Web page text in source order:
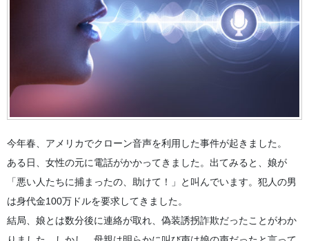
今年春、アメリカでクローン音声を利用した事件が起きました。
ある日、女性の元に電話がかかってきました。出てみると、娘が
「悪い人たちに捕まったの、助けて！」と叫んでいます。犯人の男
は身代金100万ドルを要求してきました。
結局、娘とは数分後に連絡が取れ、偽装誘拐詐欺だったことがわか